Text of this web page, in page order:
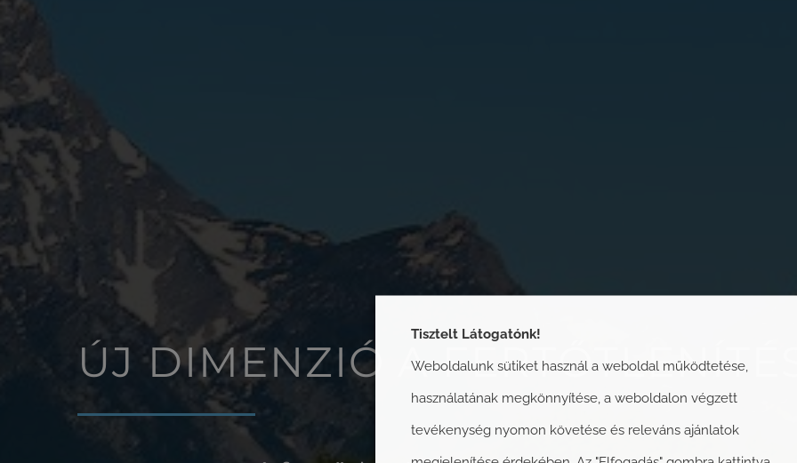
ÚJ DIMENZIÓ A
Tisztelt Látogatónk!
Weboldalunk sütiket használ a weboldal működtetése,
használatának megkönnyítése, a weboldalon végzett
tevékenység nyomon követése és releváns ajánlatok